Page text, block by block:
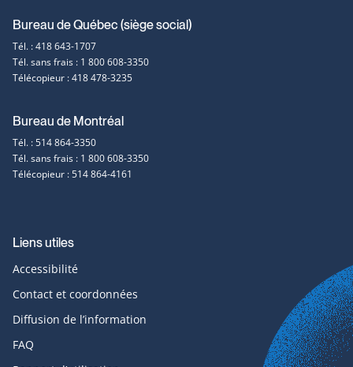
Coordonnées
et
contact
Bureau de Québec (siège social)
Tél. : 418 643-1707
Tél. sans frais : 1 800 608-3350
Télécopieur : 418 478-3235
Bureau de Montréal
Tél. : 514 864-3350
Tél. sans frais : 1 800 608-3350
Télécopieur : 514 864-4161
Liens utiles
Accessibilité
Contact et coordonnées
Diffusion de l’information
FAQ